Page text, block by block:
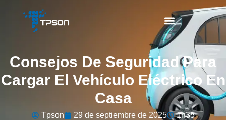
Consejos De Seguridad Para
Cargar El Vehículo Eléctrico En
Casa
Tpson 29 de septiembre de 2025 1h35